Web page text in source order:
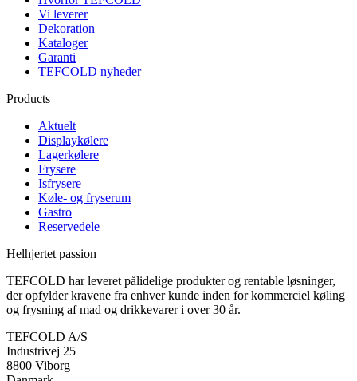
Vi leverer
Dekoration
Kataloger
Garanti
TEFCOLD nyheder
Products
Aktuelt
Displaykølere
Lagerkølere
Frysere
Isfrysere
Køle- og fryserum
Gastro
Reservedele
Helhjertet passion
TEFCOLD har leveret pålidelige produkter og rentable løsninger,
der opfylder kravene fra enhver kunde inden for kommerciel køling
og frysning af mad og drikkevarer i over 30 år.
TEFCOLD A/S
Industrivej 25
8800 Viborg